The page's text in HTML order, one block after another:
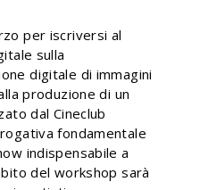
per iscriversi al
sulla
digitale di immagini
produzione di un
dal Cineclub
fondamentale
indispensabile a
del workshop sarà